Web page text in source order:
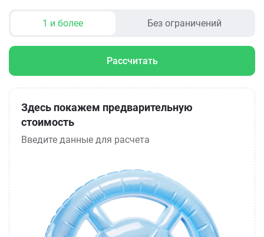
1 и более Без ограничений
Рассчитать
Здесь покажем предварительную
стоимость
Введите данные для расчета